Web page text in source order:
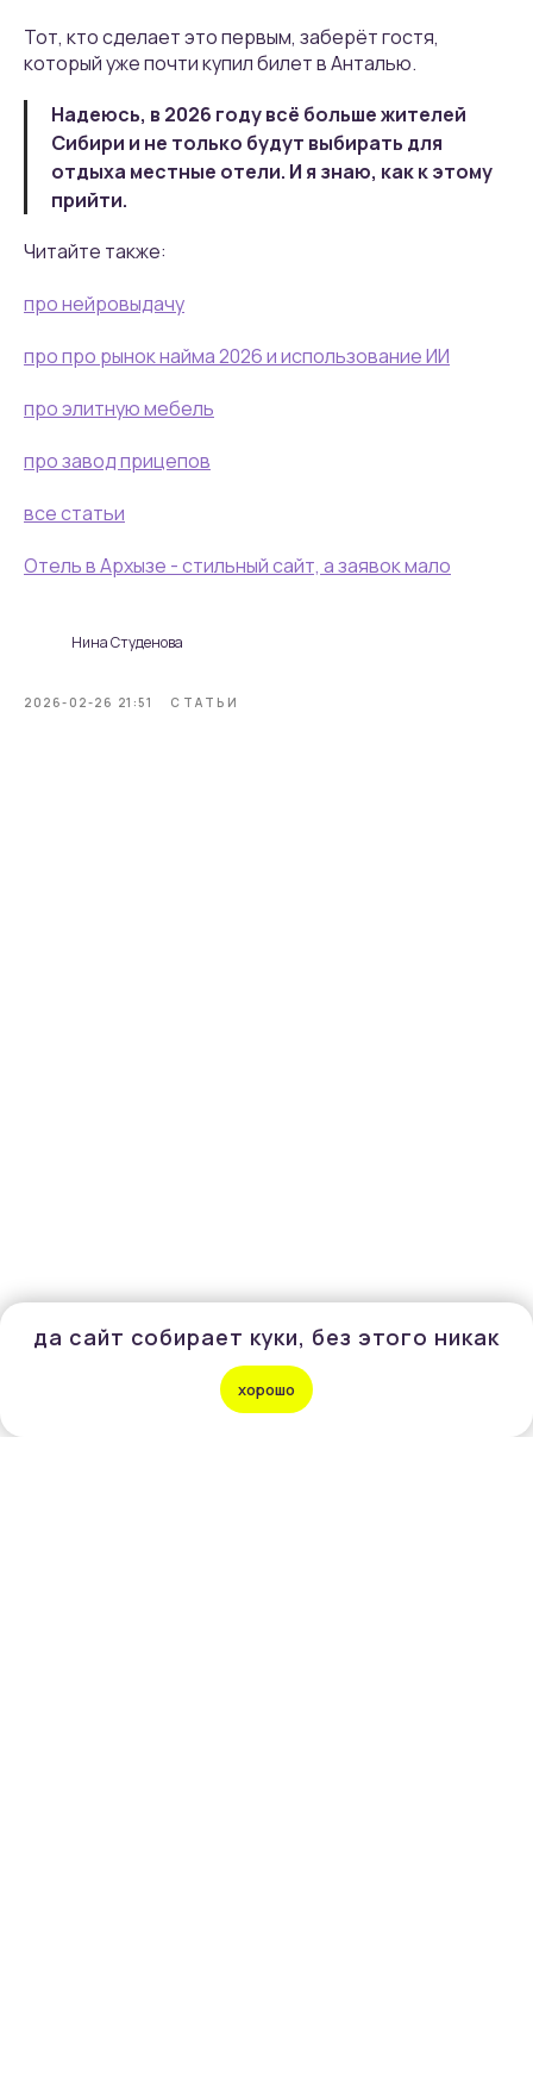
Тот, кто сделает это первым, заберёт гостя,
который уже почти купил билет в Анталью.
Надеюсь, в 2026 году всё больше жителей
Сибири и не только будут выбирать для
отдыха местные отели. И я знаю, как к этому
прийти.
Читайте также:
про нейровыдачу
пропро рынок найма 2026 и использование ИИ
про элитную мебель
про завод прицепов
все статьи
Отель в Архызе - стильный сайт, а заявок мало
Нина Студенова
2026-02-26 21:51 СТАТЬИ
да сайт собирает куки, без этого никак
хорошо